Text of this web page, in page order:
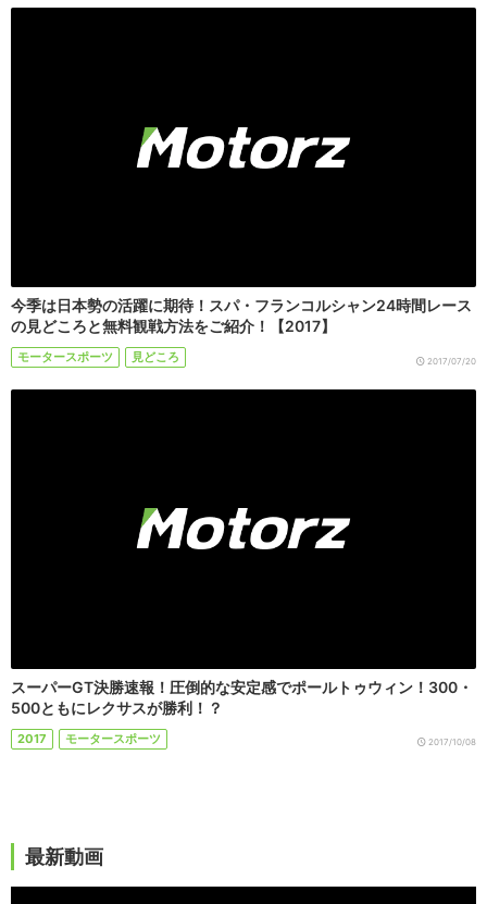
今季は日本勢の活躍に期待！スパ・フランコルシャン24時間レース
の見どころと無料観戦方法をご紹介！【2017】
モータースポーツ 見どころ 2017/07/20
スーパーGT決勝速報！圧倒的な安定感でポールトゥウィン！300・
500ともにレクサスが勝利！？
2017 モータースポーツ 2017/10/08
最新動画